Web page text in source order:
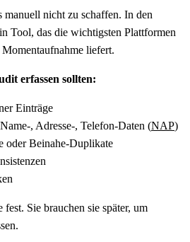
manuell nicht zu schaffen. In den
Tool, das die wichtigsten Plattformen
liefert.
erfassen sollten:
Einträge
, Adresse-, Telefon-Daten (NAP)
oder Beinahe-Duplikate
Sie brauchen sie später, um